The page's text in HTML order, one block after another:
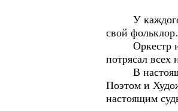
У каждого
свой
Оркестр им.
потрясал
В настоящее
Поэтом и
настоящим